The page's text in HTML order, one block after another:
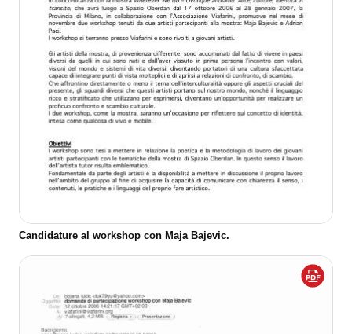
Candidature al workshop con Maja Bajevic.